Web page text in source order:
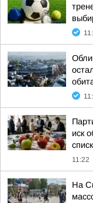
иск
11:22
На